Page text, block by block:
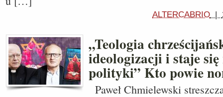
ALTERCABRIO |
„Teologia
ideologizacji i staje
polityki” Kto powie
Paweł Chmielewski